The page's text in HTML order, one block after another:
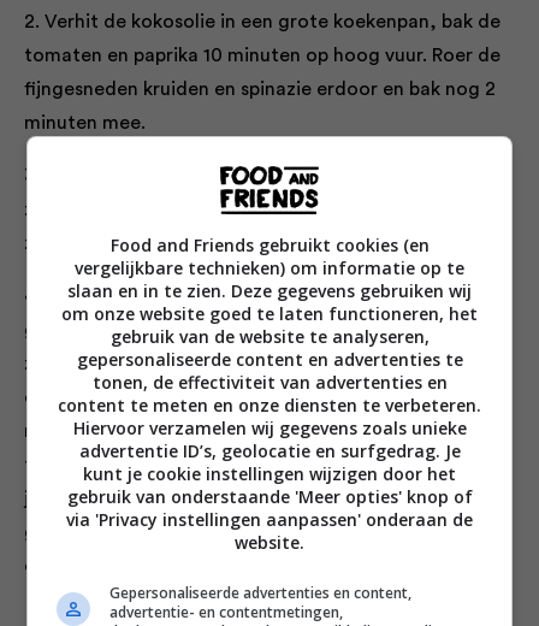
2. Verhit de kokosolie in een grote koekenpan, bak de
tomaten en paprika 10 minuten op hoog vuur. Roer de
fijngesneden kruiden en spinazie erdoor en bak nog 2
minuten mee.
3. Roer de tomatenblokjes erdoor. Breng op smaak met
zout en peper. Draai het vuur laag en laat 10 minuten
zacht doorkoken.
4. Maak met een houten lepel zes holtes in de
groenten, breek in elke holte een eitje. Bestrooi met
zeezout en ras el hanout. Leg een deksel op de pan,
draai het vuur laag en laat de eieren in circa 10
minuten op laag vuur stollen. Zorg dat de eieren niet
te hard worden, een zachte dooier is bij dit gerecht
juist lekker. Verdeel het gerecht over 4 borden,
garneer met de achtergehouden kruiden. Serveer
eventueel met een lepel geitenyoghurt.
: eet bij dit gerecht patat van zoete aardappel,
Food and Friends gebruikt cookies (en
vergelijkbare technieken) om informatie op te
slaan en in te zien. Deze gegevens gebruiken wij
om onze website goed te laten functioneren, het
gebruik van de website te analyseren,
gepersonaliseerde content en advertenties te
tonen, de effectiviteit van advertenties en
content te meten en onze diensten te verbeteren.
Hiervoor verzamelen wij gegevens zoals unieke
advertentie ID’s, geolocatie en surfgedrag. Je
kunt je cookie instellingen wijzigen door het
gebruik van onderstaande 'Meer opties' knop of
via 'Privacy instellingen aanpassen' onderaan de
website.
Gepersonaliseerde advertenties en content,
advertentie- en contentmetingen,